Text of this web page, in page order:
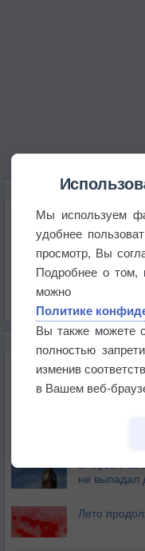
КАРТЫ ПОГОДЫ В
Температура
Давление
Осадки
Список всех карт
Дневная
+51°
Впервые за
не выпадал
Лето
Мы используем
удобнее
просмотр, Вы
Подробнее о том,
можно
Политике
Вы также можете
полностью
изменив
в Вашем веб-